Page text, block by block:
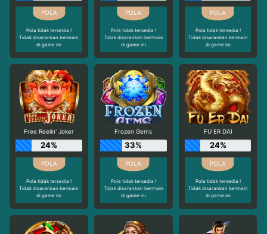
Pola tidak tersedia !
Tidak disarankan bermain
di game ini
Pola tidak tersedia !
Tidak disarankan bermain
di game ini
Pola tidak tersedia !
Tidak disarankan bermain
di game ini
Free Reelin' Joker
24%
Pola tidak tersedia !
Tidak disarankan bermain
di game ini
Frozen Gems
33%
Pola tidak tersedia !
Tidak disarankan bermain
di game ini
FU ER DAI
24%
Pola tidak tersedia !
Tidak disarankan bermain
di game ini